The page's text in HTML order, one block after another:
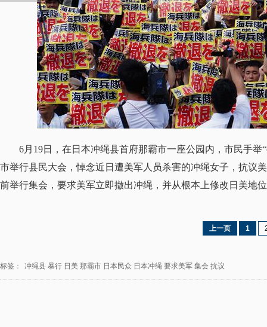
6月19日，在日本冲绳县首府那霸市一座公园内，市民手
市举行县民大会，悼念近日遭美军人员杀害的冲绳女子，抗议
前举行集会，要求美军立即撤出冲绳，并从根本上修改日美地
上一页 1
标签： 冲绳县 暴行 日美 那霸市 日本民众 日本冲绳 要求美军 集会 抗议